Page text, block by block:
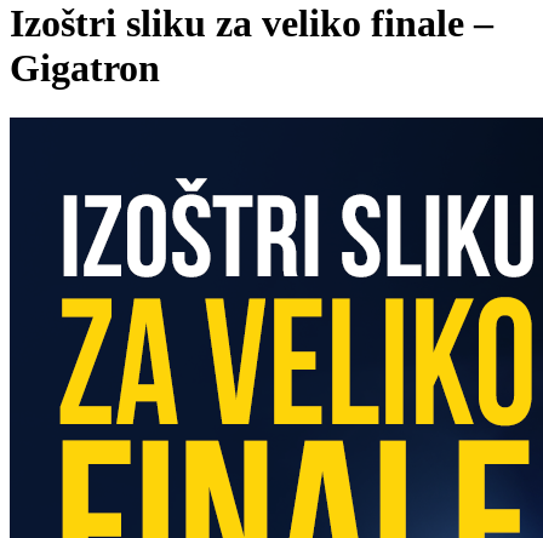
Izoštri sliku za veliko finale –
Gigatron